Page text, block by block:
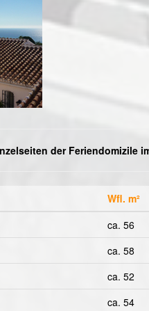
der Feriendomizile
Wfl. m²
ca. 56
ca. 58
ca. 52
ca. 54